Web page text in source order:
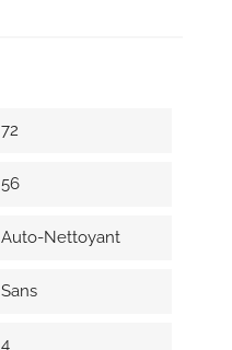
72
56
Auto-Nettoyant
Sans
4